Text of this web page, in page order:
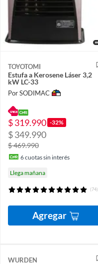
TOYOTOMI
Estufa a Kerosene Láser 3,2
kW LC-33
Por SODIMAC
$ 319.990 -32%
$ 349.990
$ 469.990
6cuotas sin interés
Llega mañana
(74)
Agregar
WURDEN